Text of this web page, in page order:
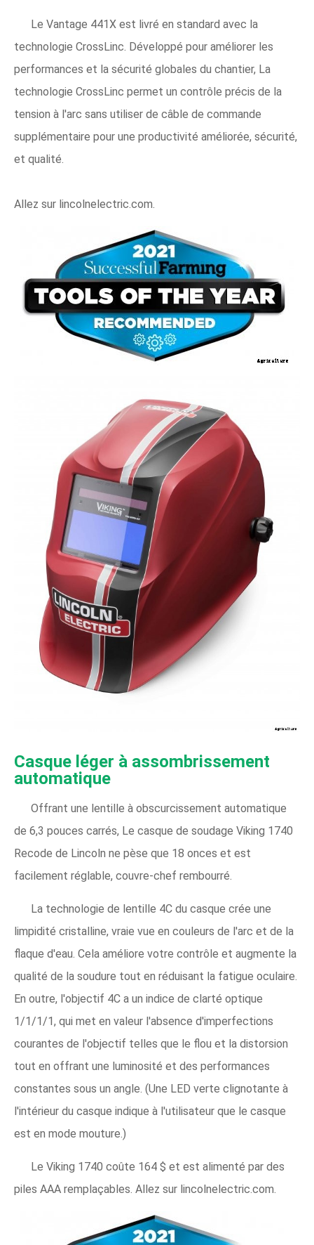
Le Vantage 441X est livré en standard avec la
technologie CrossLinc. Développé pour améliorer les
performances et la sécurité globales du chantier, La
technologie CrossLinc permet un contrôle précis de la
tension à l'arc sans utiliser de câble de commande
supplémentaire pour une productivité améliorée, sécurité,
et qualité.
Allez sur lincolnelectric.com.
Casque léger à assombrissement
automatique
Offrant une lentille à obscurcissement automatique
de 6,3 pouces carrés, Le casque de soudage Viking 1740
Recode de Lincoln ne pèse que 18 onces et est
facilement réglable, couvre-chef rembourré.
La technologie de lentille 4C du casque crée une
limpidité cristalline, vraie vue en couleurs de l'arc et de la
flaque d'eau. Cela améliore votre contrôle et augmente la
qualité de la soudure tout en réduisant la fatigue oculaire.
En outre, l'objectif 4C a un indice de clarté optique
1/1/1/1, qui met en valeur l'absence d'imperfections
courantes de l'objectif telles que le flou et la distorsion
tout en offrant une luminosité et des performances
constantes sous un angle. (Une LED verte clignotante à
l'intérieur du casque indique à l'utilisateur que le casque
est en mode mouture.)
Le Viking 1740 coûte 164 $ et est alimenté par des
piles AAA remplaçables. Allez sur lincolnelectric.com.